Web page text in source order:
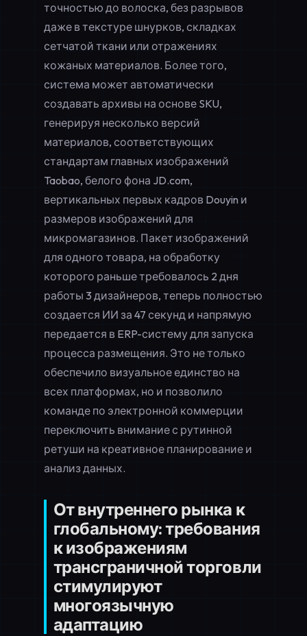
точностью до волоска, без разрывов
даже в текстуре шнурков, складках
сетчатой ткани или отражениях
кожаных материалов. Более того,
система может автоматически
создавать архивы на основе SKU,
генерируя несколько версий
материалов, соответствующих
стандартам главных изображений
Taobao, белого фона JD.com,
вертикальных первых кадров Douyin и
размеров изображений для
микромагазинов. Пакет изображений
для одного товара, на обработку
которого раньше требовалось 2 дня
работы 3 дизайнеров, теперь полностью
создается ИИ за 47 секунд и напрямую
передается в ERP-систему для запуска
процесса размещения. Это не только
обеспечило визуальное единство на
всех платформах, но и позволило
команде по электронной коммерции
переключить внимание с рутинной
ретуши на креативное планирование и
анализ данных.
От внутреннего рынка к
глобальному: требования
к изображениям
трансграничной торговли
стимулируют
многоязычную
адаптацию